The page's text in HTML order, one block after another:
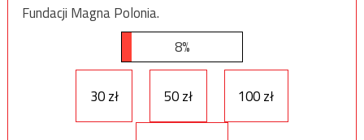
Fundacji Magna Polonia.
8%
30 zł 50 zł 100 zł